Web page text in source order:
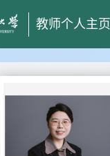
教师个人主页